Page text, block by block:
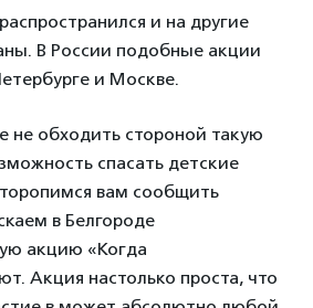
и на другие
В России подобные акции
и Москве.
обходить стороной такую
спасать детские
вам сообщить
в Белгороде
акцию «Когда
Акция настолько проста, что